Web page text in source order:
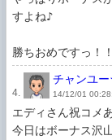
すよね♪
勝ちおめですっ！！
4.
チャンユ
14/12/01
エディさん祝コメ
今日はボーナス沢